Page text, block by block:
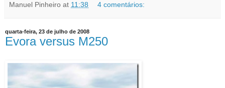
Manuel Pinheiro at 11:38 4 comentários:
quarta-feira, 23 de julho de 2008
Evora versus M250